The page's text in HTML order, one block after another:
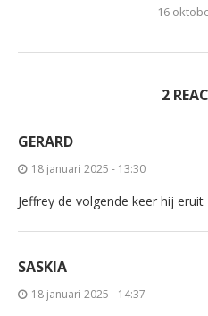
16
2
GERARD
18 januari 2025 - 13:30
Jeffrey de volgende keer hij eruit
SASKIA
18 januari 2025 - 14:37